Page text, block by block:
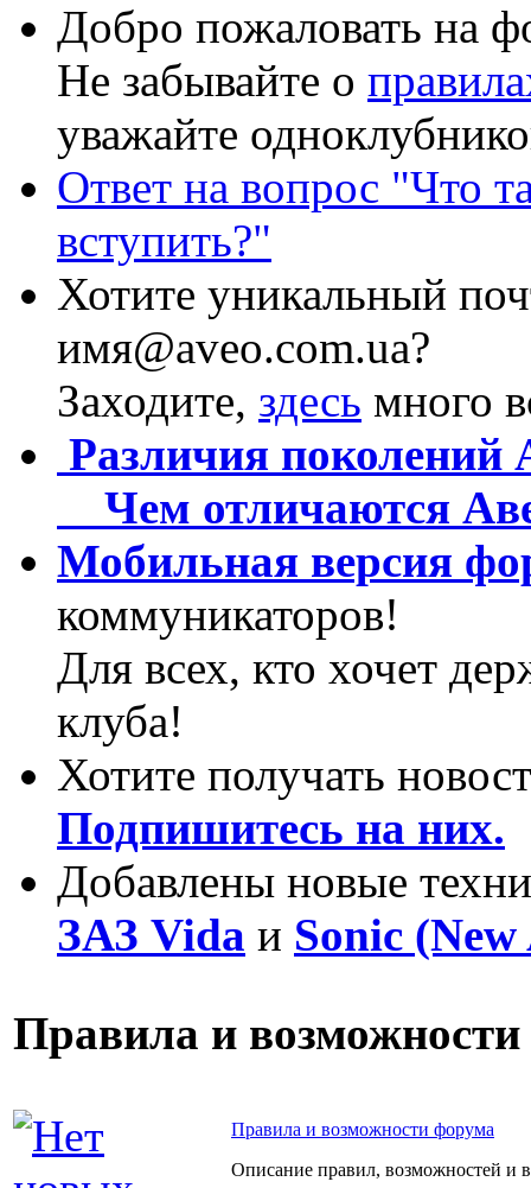
Добро пожаловать на
Не забывайте о
уважайте
Ответ на вопрос "Что
вступить?"
Хотите уникальный
имя@aveo.com.ua?
Заходите, здесь много
Различия поколений
Чем отличаются
Мобильная версия
коммуникаторов!
Для всех, кто хочет
клуба!
Хотите получать
Подпишитесь на них.
Добавлены новые
ЗАЗ Vida и Sonic (New
Правила и
Правила и возможности форума
Описание правил, возможностей и